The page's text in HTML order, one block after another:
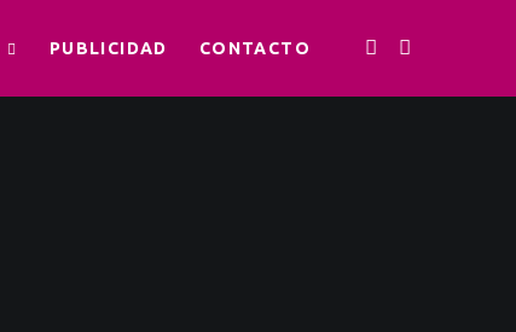
PUBLICIDAD CONTACTO